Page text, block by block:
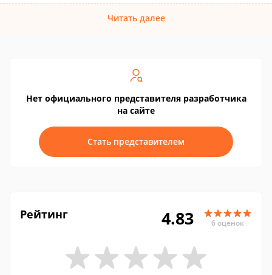
Читать далее
Нет официального представителя разработчика
на сайте
Стать представителем
Рейтинг 4.83 6 оценок